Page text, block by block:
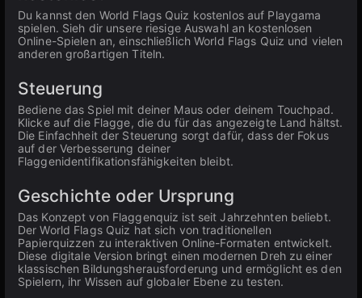
Du kannst den World Flags Quiz kostenlos auf Playgama
spielen. Sieh dir unsere riesige Auswahl an kostenlosen
Online-Spielen an, einschließlich World Flags Quiz und vielen
anderen großartigen Titeln.
Steuerung
Bediene das Spiel mit deiner Maus oder deinem Touchpad.
Klicke auf die Flagge, die du für das angezeigte Land hältst.
Die Einfachheit der Steuerung sorgt dafür, dass der Fokus
auf der Verbesserung deiner
Flaggenidentifikationsfähigkeiten bleibt.
Geschichte oder Ursprung
Das Konzept von Flaggenquiz ist seit Jahrzehnten beliebt.
Der World Flags Quiz hat sich von traditionellen
Papierquizzen zu interaktiven Online-Formaten entwickelt.
Diese digitale Version bringt einen modernen Dreh zu einer
klassischen Bildungsherausforderung und ermöglicht es den
Spielern, ihr Wissen auf globaler Ebene zu testen.